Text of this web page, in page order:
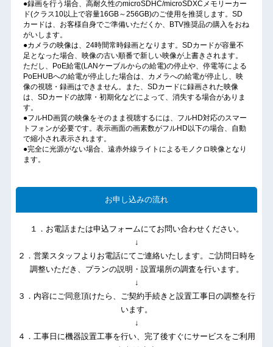
●録画を行う場合、高耐久性のmicroSDHC/microSDXCメモリーカー
ド(クラス10以上で容量16GB～256GB)のご使用を推奨します。SD
カードは、お客様自身でご準備いただくか、BTV推奨品の購入をおね
がいします。
●カメラの映像は、24時間常時録画となります。SDカードが容量不
足となった場合、映像の古い順番で新しい映像が上書きされます。
ただし、PoE給電(LANケーブルからの給電)の停止や、停電等による
PoEHUBへの給電が停止した場合は、カメラへの給電が停止し、映
像の視聴・録画はできません。また、SDカードに録画された映像
は、SDカードの故障・初期化などによって、消失する場合がありま
す。
●フルHD画質の映像をそのまま視聴するには、フルHD対応のスマー
トフォンが必要です。表示画面の画素数がフルHD以下の場合、自動
で縮小され表示されます。
●完全に光源がない場合、遠赤外線ライトによるモノクロ映像となり
ます。
お申し込みの流れ
１．お電話または申込フォームにてお問い合わせください。
↓
２．営業スタッフよりお電話にてご連絡いたします。ご訪問日時を
調整いただき、プランの説明・設置場所の調査を行います。
↓
３．内容にご同意頂けたら、ご契約手続きと設置工事日の調整を行
います。
↓
４．工事日に機器設置工事を行い、完了後すぐにサービスをご利用